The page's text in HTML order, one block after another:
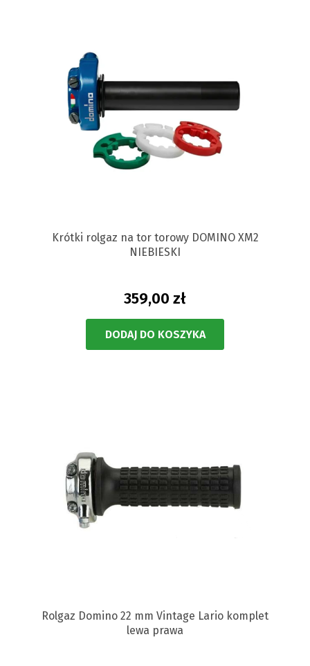
Krótki rolgaz na tor torowy DOMINO XM2
NIEBIESKI
359,00 zł
DODAJ DO KOSZYKA
Rolgaz Domino 22 mm Vintage Lario komplet
lewa prawa